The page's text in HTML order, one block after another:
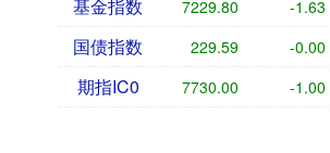
基金指数 7229.80 -1.63
国债指数 229.59 -0.00
期指IC0 7730.00 -1.00